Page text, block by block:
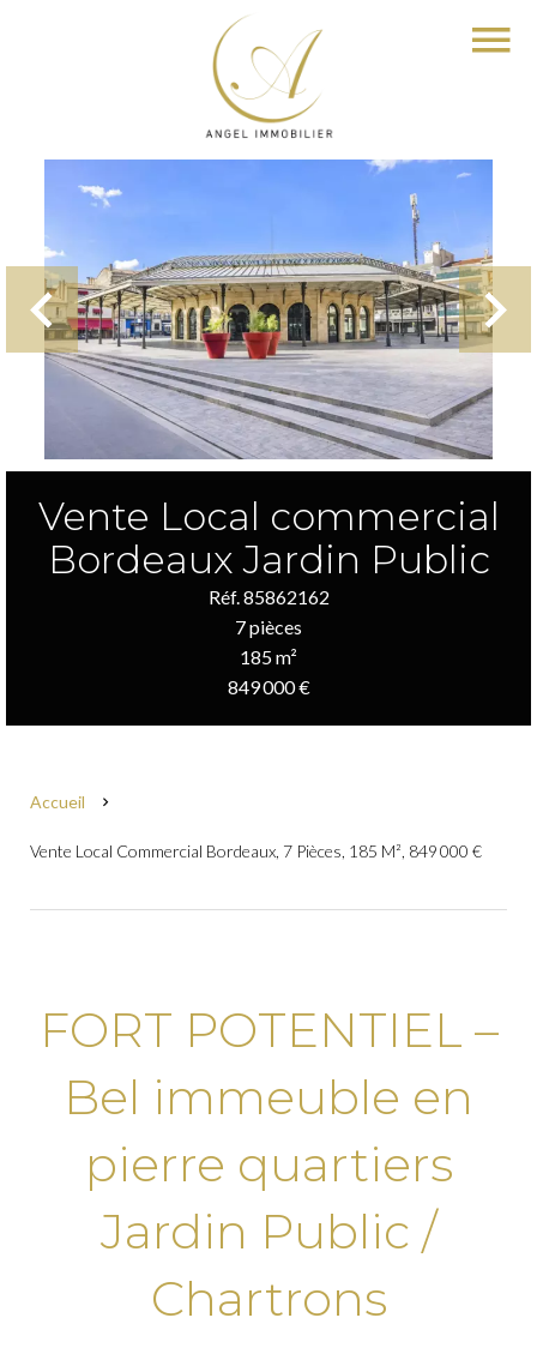
Vente Local commercial
Bordeaux Jardin Public
Réf. 85862162
7 pièces
185 m²
849 000 €
Accueil
Vente Local Commercial Bordeaux, 7 Pièces, 185 M², 849 000 €
FORT POTENTIEL –
Bel immeuble en
pierre quartiers
Jardin Public /
Chartrons